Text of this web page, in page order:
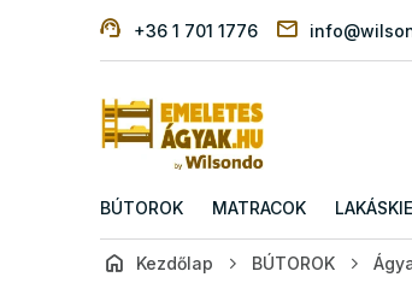
+36 1 701 1776
BÚTOROK MATRACOK
Kezdőlap BÚTOROK